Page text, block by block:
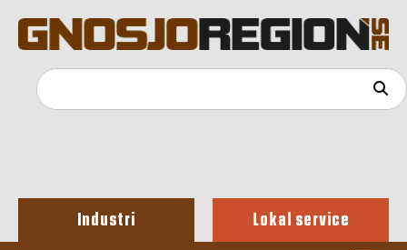
Industri Lokal service